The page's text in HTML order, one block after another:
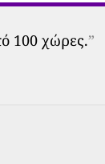
100 χώρες.”